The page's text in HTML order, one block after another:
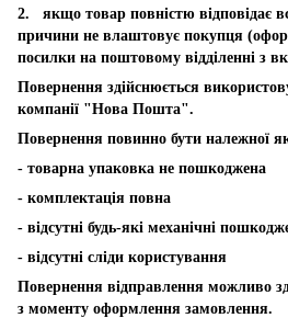
2. якщо товар повністю відповідає
причини не влаштовує покупця
посилки на поштовому відділенні з
Повернення здійснюється
компанії "Нова Пошта".
Повернення повинно бути належної
- товарна упаковка не пошкоджена
- комплектація повна
- відсутні будь-які механічні
- відсутні сліди користування
Повернення відправлення можливо
з моменту оформлення замовлення.